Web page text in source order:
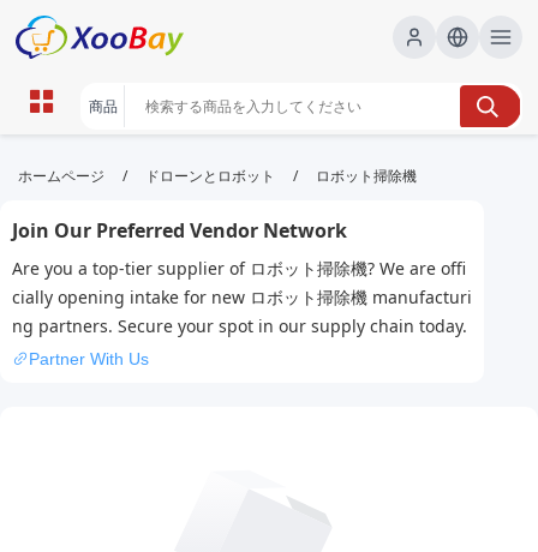
ロボット掃除機 | XOOBAY B2B/B2C
ロボット掃除機,家電,清掃, wholesale ロボット掃除機,
XOOBAY
自動で床をきれいに掃除し快適に暮らす毎日
ホームページ / ドローンとロボット / ロボット掃除機
Join Our Preferred Vendor Network
Are you a top-tier supplier of ロボット掃除機? We are offi
cially opening intake for new ロボット掃除機 manufacturi
ng partners. Secure your spot in our supply chain today.
Partner With Us